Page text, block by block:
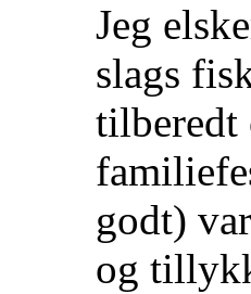
Jeg
slags
godt)
og